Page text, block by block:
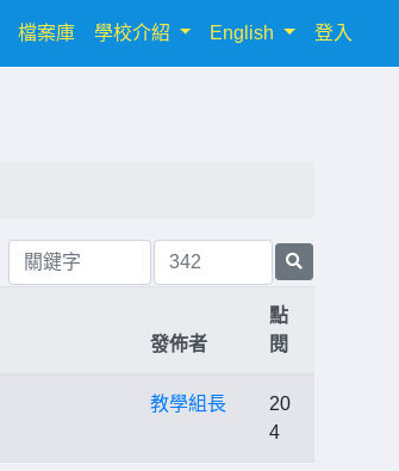
檔案庫 學校介紹 English 登入
發佈者
點
閱
教學組長
20
4